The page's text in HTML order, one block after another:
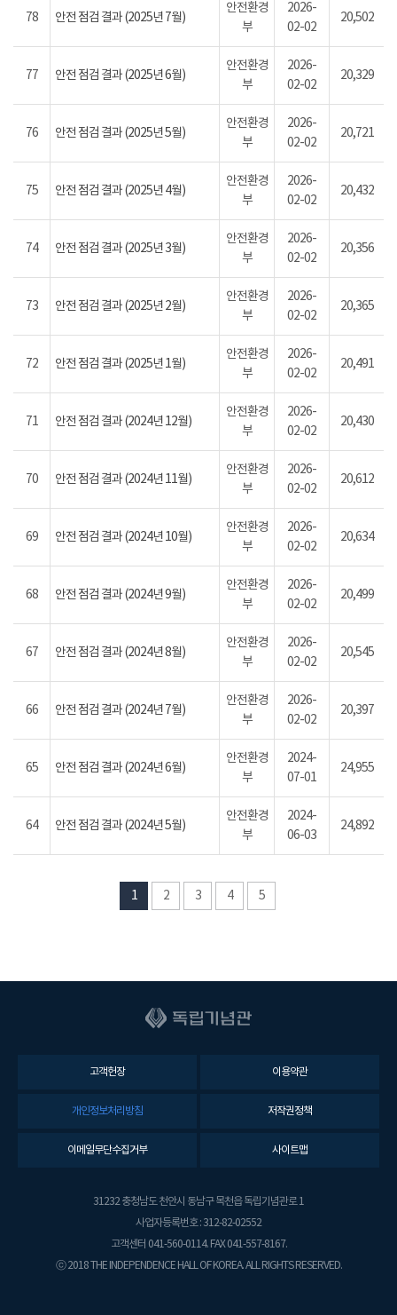
78 안전 점검 결과 (2025년 7월)
안전환경
부
2026-
02-02
20,502
77 안전 점검 결과 (2025년 6월)
안전환경
부
2026-
02-02
20,329
76 안전 점검 결과 (2025년 5월)
안전환경
부
2026-
02-02
20,721
75 안전 점검 결과 (2025년 4월)
안전환경
부
2026-
02-02
20,432
74 안전 점검 결과 (2025년 3월)
안전환경
부
2026-
02-02
20,356
73 안전 점검 결과 (2025년 2월)
안전환경
부
2026-
02-02
20,365
72 안전 점검 결과 (2025년 1월)
안전환경
부
2026-
02-02
20,491
71 안전 점검 결과 (2024년 12월)
안전환경
부
2026-
02-02
20,430
70 안전 점검 결과 (2024년 11월)
안전환경
부
2026-
02-02
20,612
69 안전 점검 결과 (2024년 10월)
안전환경
부
2026-
02-02
20,634
68 안전 점검 결과 (2024년 9월)
안전환경
부
2026-
02-02
20,499
67 안전 점검 결과 (2024년 8월)
안전환경
부
2026-
02-02
20,545
66 안전 점검 결과 (2024년 7월)
안전환경
부
2026-
02-02
20,397
65 안전 점검 결과 (2024년 6월)
안전환경
부
2024-
07-01
24,955
64 안전 점검 결과 (2024년 5월)
안전환경
부
2024-
06-03
24,892
1 2 3 4 5
고객헌장 이용약관
개인정보처리방침 저작권정책
이메일무단수집거부 사이트맵
31232 충청남도 천안시 동남구 목천읍 독립기념관로 1
사업자등록번호 : 312-82-02552
고객센터 041-560-0114. FAX 041-557-8167.
ⓒ 2018 THE INDEPENDENCE HALL OF KOREA. ALL RIGHTS RESERVED.